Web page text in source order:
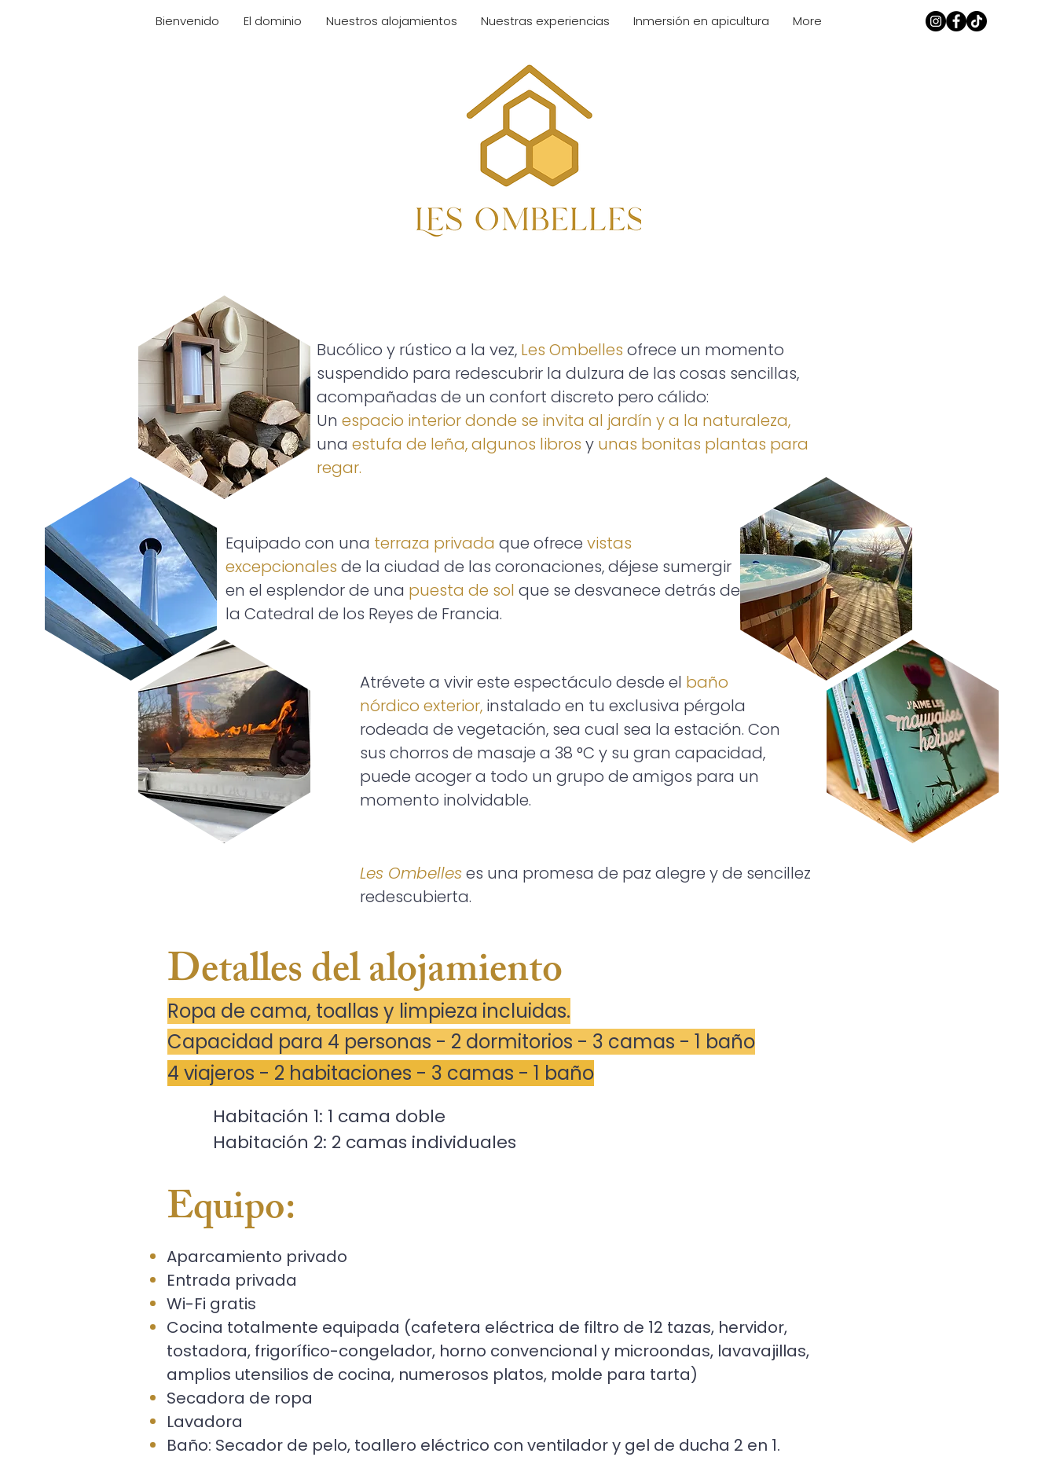
Bienvenido El dominio Nuestros alojamientos Nuestras experiencias Inmersión en apicultura More
Tranquila casa rural familiar cerca de Reims: elegancia atemporal, confort moderno y naturaleza circundante.
Bucólico y rústico a la vez, Les Ombelles ofrece un momento
suspendido para redescubrir la dulzura de las cosas sencillas,
acompañadas de un confort discreto pero cálido:
Un espacio interior donde se invita al jardín y a la naturaleza,
una estufa de leña, algunos libros y unas bonitas plantas para
regar.
Equipado con una terraza privada que ofrece vistas
excepcionales de la ciudad de las coronaciones, déjese sumergir
en el esplendor de una puesta de sol que se desvanece detrás de
la Catedral de los Reyes de Francia.
Atrévete a vivir este espectáculo desde el baño
nórdico exterior, instalado en tu exclusiva pérgola
rodeada de vegetación, sea cual sea la estación. Con
sus chorros de masaje a 38 °C y su gran capacidad,
puede acoger a todo un grupo de amigos para un
momento inolvidable.
Les Ombelleses una promesa de paz alegre y de sencillez
redescubierta.
Detalles del alojamiento
Ropa de cama, toallas y limpieza incluidas.
Capacidad para 4 personas - 2 dormitorios - 3 camas - 1 baño
4 viajeros - 2 habitaciones - 3 camas - 1 baño
Habitación 1: 1 cama doble
Habitación 2: 2 camas individuales
Equipo:
Aparcamiento privado
Entrada privada
Wi-Fi gratis
Cocina totalmente equipada (cafetera eléctrica de filtro de 12 tazas, hervidor,
tostadora, frigorífico-congelador, horno convencional y microondas, lavavajillas,
amplios utensilios de cocina, numerosos platos, molde para tarta)
Secadora de ropa
Lavadora
Baño: Secador de pelo, toallero eléctrico con ventilador y gel de ducha 2 en 1.